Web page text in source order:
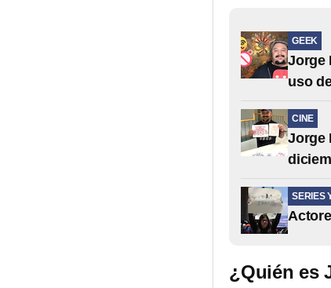
GEEK
Jorge
uso
CINE
Jorge
SERIES
¿Quién es